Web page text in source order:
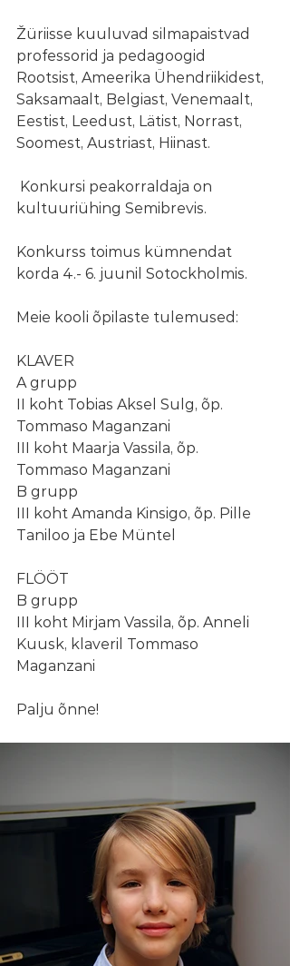
Žüriisse kuuluvad silmapaistvad
professorid ja pedagoogid
Rootsist, Ameerika Ühendriikidest,
Saksamaalt, Belgiast, Venemaalt,
Eestist, Leedust, Lätist, Norrast,
Soomest, Austriast, Hiinast.
kultuuriühing Semibrevis.
Konkurss toimus kümnendat
korda 4.- 6. juunil Sotockholmis.
Meie kooli õpilaste tulemused:
KLAVER
A grupp
II koht Tobias Aksel Sulg, õp.
Tommaso Maganzani
III koht Maarja Vassila, õp.
Tommaso Maganzani
B grupp
III koht Amanda Kinsigo, õp. Pille
Taniloo ja Ebe Müntel
FLÖÖT
B grupp
III koht Mirjam Vassila, õp. Anneli
Kuusk, klaveril Tommaso
Maganzani
Palju õnne!